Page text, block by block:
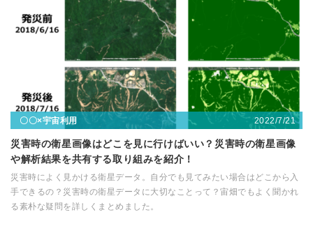
〇〇×宇宙利用 2022/7/21
災害時の衛星画像はどこを見に行けばいい？災害時の衛星画像
や解析結果を共有する取り組みを紹介！
災害時によく見かける衛星データ。自分でも見てみたい場合はどこから入
手できるの？災害時の衛星データに大切なことって？宙畑でもよく聞かれ
る素朴な疑問を詳しくまとめました。